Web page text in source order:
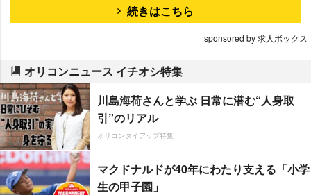
続きはこちら
sponsored by 求人ボックス
オリコンニュース イチオシ特集
川島海荷さんと学ぶ 日常に潜む“人身取
引”のリアル
オリコンタイアップ特集
マクドナルドが40年にわたり支える「小学
生の甲子園」